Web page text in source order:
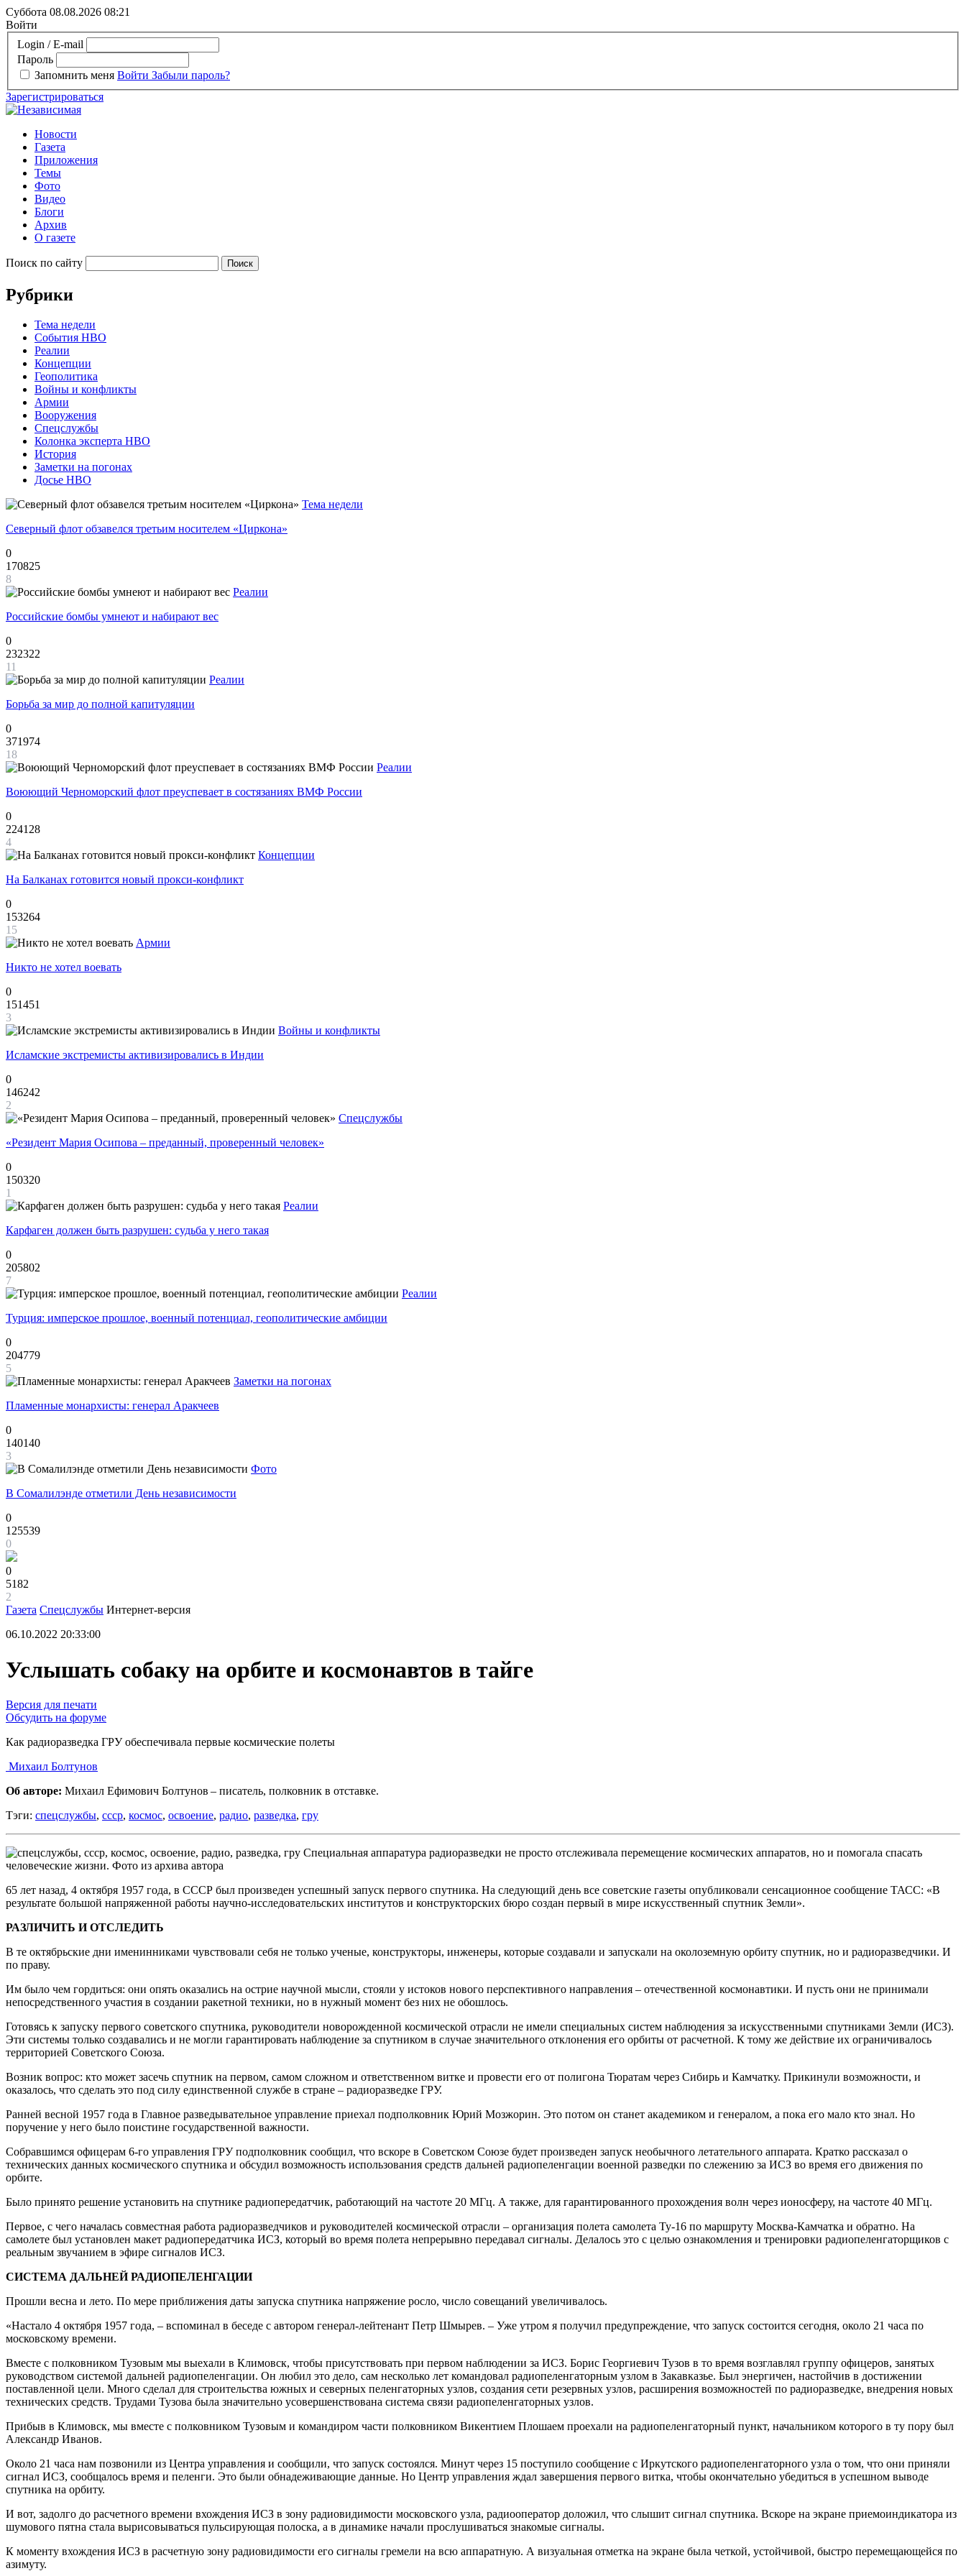
Суббота 08.08.2026 08:21
Войти
Login / E-mail
Пароль
Запомнить меня Войти Забыли пароль?
Зарегистрироваться
Новости
Газета
Приложения
Темы
Фото
Видео
Блоги
Архив
О газете
Поиск по сайту
Рубрики
Тема недели
События НВО
Реалии
Концепции
Геополитика
Войны и конфликты
Армии
Вооружения
Спецслужбы
Колонка эксперта НВО
История
Заметки на погонах
Досье НВО
Тема недели
Северный флот обзавелся третьим носителем «Циркона»
0
170825
8
Реалии
Российские бомбы умнеют и набирают вес
0
232322
11
Реалии
Борьба за мир до полной капитуляции
0
371974
18
Реалии
Воюющий Черноморский флот преуспевает в состязаниях ВМФ России
0
224128
4
Концепции
На Балканах готовится новый прокси-конфликт
0
153264
15
Армии
Никто не хотел воевать
0
151451
3
Войны и конфликты
Исламские экстремисты активизировались в Индии
0
146242
2
Спецслужбы
«Резидент Мария Осипова – преданный, проверенный человек»
0
150320
1
Реалии
Карфаген должен быть разрушен: судьба у него такая
0
205802
7
Реалии
Турция: имперское прошлое, военный потенциал, геополитические амбиции
0
204779
5
Заметки на погонах
Пламенные монархисты: генерал Аракчеев
0
140140
3
Фото
В Сомалилэнде отметили День независимости
0
125539
0
0
5182
2
Газета Спецслужбы Интернет-версия
06.10.2022 20:33:00
Услышать собаку на орбите и космонавтов в тайге
Версия для печати
Обсудить на форуме
Как радиоразведка ГРУ обеспечивала первые космические полеты
Михаил Болтунов
Об авторе: Михаил Ефимович Болтунов – писатель, полковник в отставке.
Тэги: спецслужбы, ссср, космос, освоение, радио, разведка, гру
Специальная аппаратура радиоразведки не просто отслеживала перемещение космических аппаратов, но и помогала спасать
человеческие жизни. Фото из архива автора
65 лет назад, 4 октября 1957 года, в СССР был произведен успешный запуск первого спутника. На следующий день все советские газеты опубликовали сенсационное сообщение ТАСС: «В
результате большой напряженной работы научно-исследовательских институтов и конструкторских бюро создан первый в мире искусственный спутник Земли».
РАЗЛИЧИТЬ И ОТСЛЕДИТЬ
В те октябрьские дни именинниками чувствовали себя не только ученые, конструкторы, инженеры, которые создавали и запускали на околоземную орбиту спутник, но и радиоразведчики. И
по праву.
Им было чем гордиться: они опять оказались на острие научной мысли, стояли у истоков нового перспективного направления – отечественной космонавтики. И пусть они не принимали
непосредственного участия в создании ракетной техники, но в нужный момент без них не обошлось.
Готовясь к запуску первого советского спутника, руководители новорожденной космической отрасли не имели специальных систем наблюдения за искусственными спутниками Земли (ИСЗ).
Эти системы только создавались и не могли гарантировать наблюдение за спутником в случае значительного отклонения его орбиты от расчетной. К тому же действие их ограничивалось
территорией Советского Союза.
Возник вопрос: кто может засечь спутник на первом, самом сложном и ответственном витке и провести его от полигона Тюратам через Сибирь и Камчатку. Прикинули возможности, и
оказалось, что сделать это под силу единственной службе в стране – радиоразведке ГРУ.
Ранней весной 1957 года в Главное разведывательное управление приехал подполковник Юрий Мозжорин. Это потом он станет академиком и генералом, а пока его мало кто знал. Но
поручение у него было поистине государственной важности.
Собравшимся офицерам 6-го управления ГРУ подполковник сообщил, что вскоре в Советском Союзе будет произведен запуск необычного летательного аппарата. Кратко рассказал о
технических данных космического спутника и обсудил возможность использования средств дальней радиопеленгации военной разведки по слежению за ИСЗ во время его движения по
орбите.
Было принято решение установить на спутнике радиопередатчик, работающий на частоте 20 МГц. А также, для гарантированного прохождения волн через ионосферу, на частоте 40 МГц.
Первое, с чего началась совместная работа радиоразведчиков и руководителей космической отрасли – организация полета самолета Ту-16 по маршруту Москва-Камчатка и обратно. На
самолете был установлен макет радиопередатчика ИСЗ, который во время полета непрерывно передавал сигналы. Делалось это с целью ознакомления и тренировки радиопеленгаторщиков с
реальным звучанием в эфире сигналов ИСЗ.
СИСТЕМА ДАЛЬНЕЙ РАДИОПЕЛЕНГАЦИИ
Прошли весна и лето. По мере приближения даты запуска спутника напряжение росло, число совещаний увеличивалось.
«Настало 4 октября 1957 года, – вспоминал в беседе с автором генерал-лейтенант Петр Шмырев. – Уже утром я получил предупреждение, что запуск состоится сегодня, около 21 часа по
московскому времени.
Вместе с полковником Тузовым мы выехали в Климовск, чтобы присутствовать при первом наблюдении за ИСЗ. Борис Георгиевич Тузов в то время возглавлял группу офицеров, занятых
руководством системой дальней радиопеленгации. Он любил это дело, сам несколько лет командовал радиопеленгаторным узлом в Закавказье. Был энергичен, настойчив в достижении
поставленной цели. Много сделал для строительства южных и северных пеленгаторных узлов, создания сети резервных узлов, расширения возможностей по радиоразведке, внедрения новых
технических средств. Трудами Тузова была значительно усовершенствована система связи радиопеленгаторных узлов.
Прибыв в Климовск, мы вместе с полковником Тузовым и командиром части полковником Викентием Плошаем проехали на радиопеленгаторный пункт, начальником которого в ту пору был
Александр Иванов.
Около 21 часа нам позвонили из Центра управления и сообщили, что запуск состоялся. Минут через 15 поступило сообщение с Иркутского радиопеленгаторного узла о том, что они приняли
сигнал ИСЗ, сообщалось время и пеленги. Это были обнадеживающие данные. Но Центр управления ждал завершения первого витка, чтобы окончательно убедиться в успешном выводе
спутника на орбиту.
И вот, задолго до расчетного времени вхождения ИСЗ в зону радиовидимости московского узла, радиооператор доложил, что слышит сигнал спутника. Вскоре на экране приемоиндикатора из
шумового пятна стала вырисовываться пульсирующая полоска, а в динамике начали прослушиваться знакомые сигналы.
К моменту вхождения ИСЗ в расчетную зону радиовидимости его сигналы гремели на всю аппаратную. А визуальная отметка на экране была четкой, устойчивой, быстро перемещающейся по
азимуту.